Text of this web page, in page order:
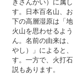
す。日本百名山、
下の高層湿原は「
火山を思わせるよ
ん。名前の由来は
やし）」によると
す。一方で、火打
説もあります。